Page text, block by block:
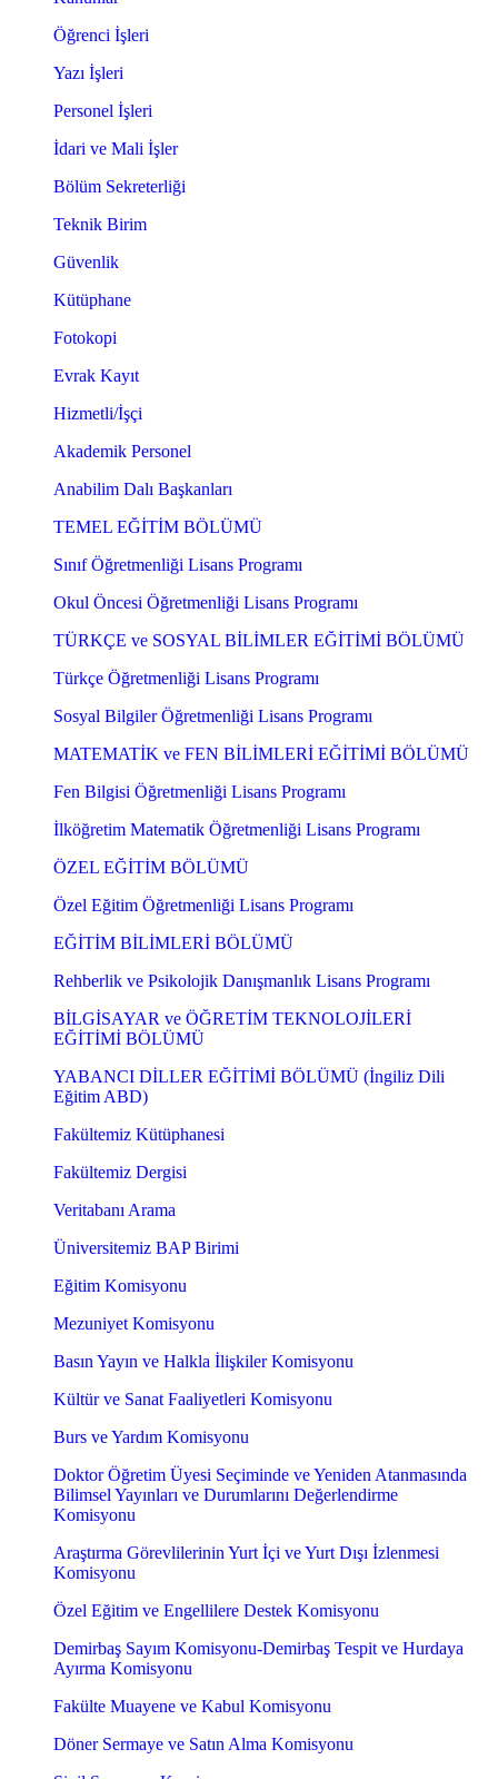
Öğrenci İşleri
Yazı İşleri
Personel İşleri
İdari ve Mali İşler
Bölüm Sekreterliği
Teknik Birim
Güvenlik
Kütüphane
Fotokopi
Evrak Kayıt
Hizmetli/İşçi
Akademik Personel
Anabilim Dalı Başkanları
TEMEL EĞİTİM BÖLÜMÜ
Sınıf Öğretmenliği Lisans Programı
Okul Öncesi Öğretmenliği Lisans Programı
TÜRKÇE ve SOSYAL BİLİMLER EĞİTİMİ BÖLÜMÜ
Türkçe Öğretmenliği Lisans Programı
Sosyal Bilgiler Öğretmenliği Lisans Programı
MATEMATİK ve FEN BİLİMLERİ EĞİTİMİ BÖLÜMÜ
Fen Bilgisi Öğretmenliği Lisans Programı
İlköğretim Matematik Öğretmenliği Lisans Programı
ÖZEL EĞİTİM BÖLÜMÜ
Özel Eğitim Öğretmenliği Lisans Programı
EĞİTİM BİLİMLERİ BÖLÜMÜ
Rehberlik ve Psikolojik Danışmanlık Lisans Programı
BİLGİSAYAR ve ÖĞRETİM TEKNOLOJİLERİ
EĞİTİMİ BÖLÜMÜ
YABANCI DİLLER EĞİTİMİ BÖLÜMÜ (İngiliz Dili
Eğitim ABD)
Fakültemiz Kütüphanesi
Fakültemiz Dergisi
Veritabanı Arama
Üniversitemiz BAP Birimi
Eğitim Komisyonu
Mezuniyet Komisyonu
Basın Yayın ve Halkla İlişkiler Komisyonu
Kültür ve Sanat Faaliyetleri Komisyonu
Burs ve Yardım Komisyonu
Doktor Öğretim Üyesi Seçiminde ve Yeniden Atanmasında
Bilimsel Yayınları ve Durumlarını Değerlendirme
Komisyonu
Araştırma Görevlilerinin Yurt İçi ve Yurt Dışı İzlenmesi
Komisyonu
Özel Eğitim ve Engellilere Destek Komisyonu
Demirbaş Sayım Komisyonu-Demirbaş Tespit ve Hurdaya
Ayırma Komisyonu
Fakülte Muayene ve Kabul Komisyonu
Döner Sermaye ve Satın Alma Komisyonu